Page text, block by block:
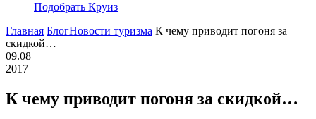
Подобрать Круиз
Главная БлогНовости туризма К чему приводит погоня за
скидкой…
09.08
2017
К чему приводит погоня за скидкой…